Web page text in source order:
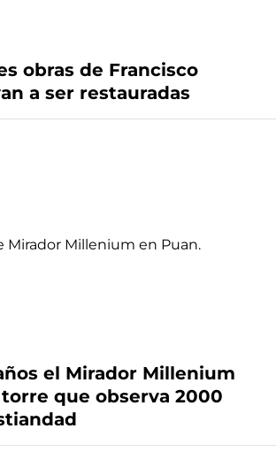
obras de Francisco
a ser restauradas
el Mirador Millenium
que observa 2000